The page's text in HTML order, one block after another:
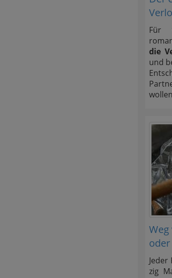
Für
die
und
Weg
zig